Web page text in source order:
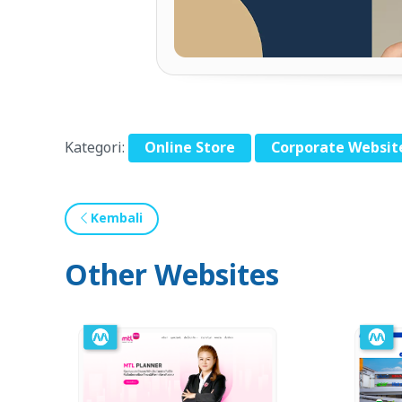
Kategori: Online Store Corporate
Kembali
Other Websites